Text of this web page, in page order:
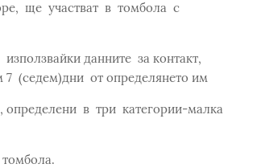
ще участват в томбола с
данните за контакт,
(седем)дни от определянето им
в три категории-малка